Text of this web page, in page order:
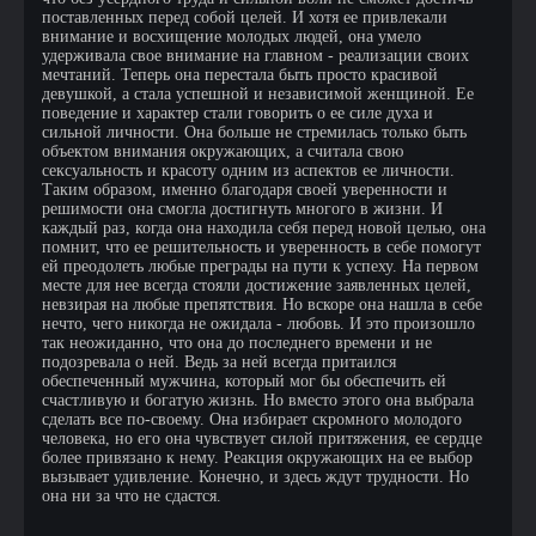
поставленных перед собой целей. И хотя ее привлекали
внимание и восхищение молодых людей, она умело
удерживала свое внимание на главном - реализации своих
мечтаний. Теперь она перестала быть просто красивой
девушкой, а стала успешной и независимой женщиной. Ее
поведение и характер стали говорить о ее силе духа и
сильной личности. Она больше не стремилась только быть
объектом внимания окружающих, а считала свою
сексуальность и красоту одним из аспектов ее личности.
Таким образом, именно благодаря своей уверенности и
решимости она смогла достигнуть многого в жизни. И
каждый раз, когда она находила себя перед новой целью, она
помнит, что ее решительность и уверенность в себе помогут
ей преодолеть любые преграды на пути к успеху. На первом
месте для нее всегда стояли достижение заявленных целей,
невзирая на любые препятствия. Но вскоре она нашла в себе
нечто, чего никогда не ожидала - любовь. И это произошло
так неожиданно, что она до последнего времени и не
подозревала о ней. Ведь за ней всегда притаился
обеспеченный мужчина, который мог бы обеспечить ей
счастливую и богатую жизнь. Но вместо этого она выбрала
сделать все по-своему. Она избирает скромного молодого
человека, но его она чувствует силой притяжения, ее сердце
более привязано к нему. Реакция окружающих на ее выбор
вызывает удивление. Конечно, и здесь ждут трудности. Но
она ни за что не сдастся.